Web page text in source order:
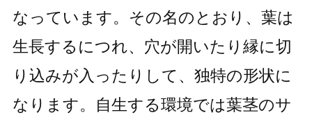
なっています。その名のとおり、葉は
生長するにつれ、穴が開いたり縁に切
り込みが入ったりして、独特の形状に
なります。自生する環境では葉茎のサ